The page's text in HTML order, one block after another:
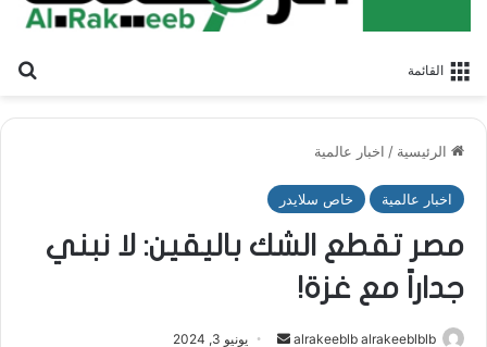
القائمة
الرئيسية / اخبار عالمية
اخبار عالمية خاص سلايدر
مصر تقطع الشك باليقين: لا نبني
جداراً مع غزة!
alrakeeblb alrakeeblblb
أرسل يونيو 3, 2024